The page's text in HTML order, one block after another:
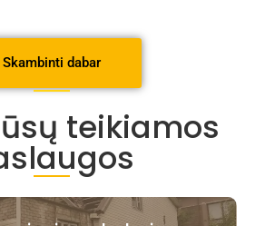
Skambinti dabar
teikiamos